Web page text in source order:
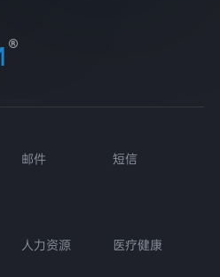
邮件
短信
人力资源
医疗健康